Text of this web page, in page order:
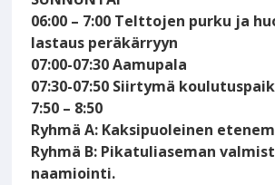
06:00 – 7:00 Telttojen purku ja
lastaus peräkärryyn
07:00-07:30 Aamupala
07:30-07:50 Siirtymä
7:50 – 8:50
Ryhmä A: Kaksipuoleinen
Ryhmä B: Pikatuliaseman
naamiointi.